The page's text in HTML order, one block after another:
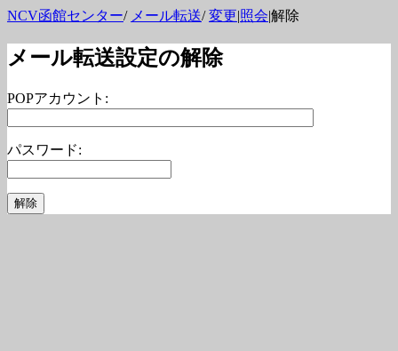
NCV函館センター/ メール転送/変更|照会|解除
メール転送設定の解除
POPアカウント:
パスワード: